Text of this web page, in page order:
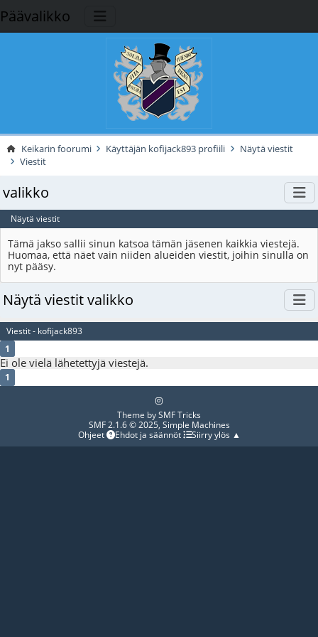
Päävalikko
Keikarin foorumi Käyttäjän kofijack893 profiili
Näytä viestit
Viestit
valikko
Näytä viestit
Tämä jakso sallii sinun katsoa tämän jäsenen kaikkia viestejä.
Huomaa, että näet vain niiden alueiden viestit, joihin sinulla on
nyt pääsy.
Näytä viestit valikko
Viestit - kofijack893
1
Ei ole vielä lähetettyjä viestejä.
1
Theme bySMF Tricks
SMF 2.1.6 © 2025, Simple Machines
Ohjeet
Ehdot ja säännöt Siirry ylös ▲